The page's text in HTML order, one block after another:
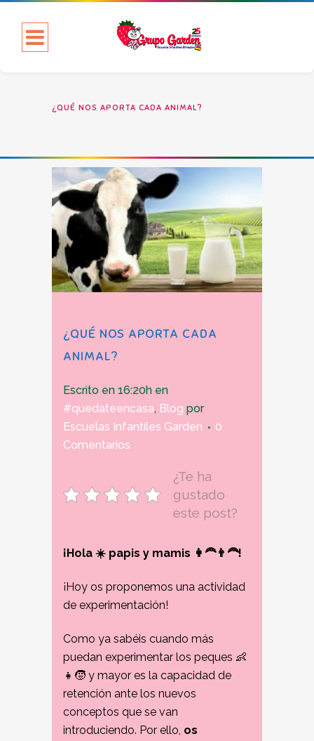
¿QUÉ NOS APORTA CADA ANIMAL?
¿QUÉ NOS APORTA CADA
ANIMAL?
Escrito en 16:20h en
#quedateencasa, Blog por
Escuelas Infantiles Garden
0
Comentarios
¿Te ha
gustado
este post?
¡Hola ☀️ papis y mamis 👩‍🦰👨‍🦰!
¡Hoy os proponemos una actividad
de experimentación!
Como ya sabéis cuando más
puedan experimentar los peques 👶
👧🧒 y mayor es la capacidad de
retención ante los nuevos
conceptos que se van
introduciendo. Por ello, os